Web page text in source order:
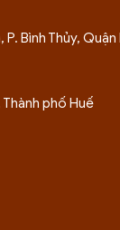
Bình Thủy, Quận
phố Huế